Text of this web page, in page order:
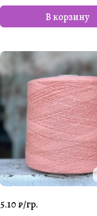
В корзину
5.10 ₽/гр.